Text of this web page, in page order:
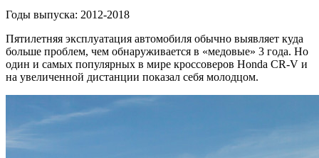
Годы выпуска: 2012-2018
Пятилетняя эксплуатация автомобиля обычно выявляет куда
больше проблем, чем обнаруживается в «медовые» 3 года. Но
один и самых популярных в мире кроссоверов Honda CR-V и
на увеличенной дистанции показал себя молодцом.